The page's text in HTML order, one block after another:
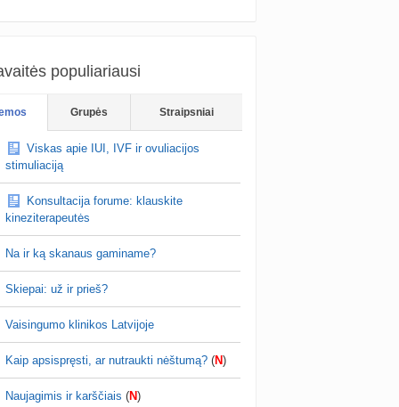
populiariausi
Grupės Straipsniai
Viskas apie IUI, IVF ir ovuliacijos
stimuliaciją
Konsultacija forume: klauskite
kineziterapeutės
Na ir ką skanaus gaminame?
Skiepai: už ir prieš?
Vaisingumo klinikos Latvijoje
Kaip apsispręsti, ar nutraukti nėštumą? (N)
Naujagimis ir karščiais (N)